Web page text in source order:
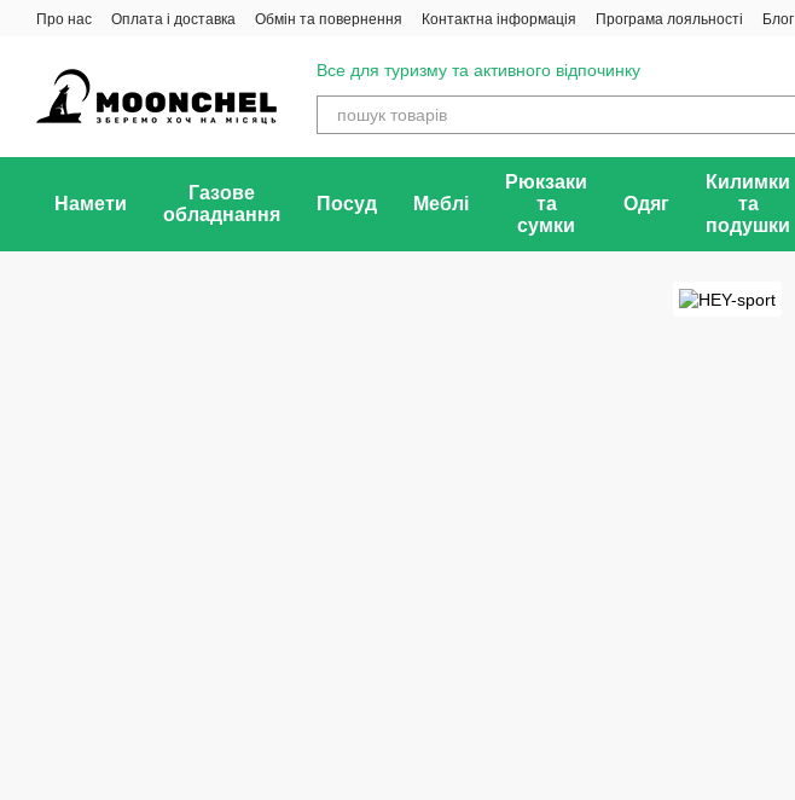
Перейти до основного контенту
Про нас Оплата і доставка Обмін та повернення Контактна інформація Програма лояльності Блог
Все для туризму та активного відпочинку
Намети
Газове
обладнання
Посуд Меблі
Рюкзаки
та
сумки
Одяг
Килимки
та
подушки